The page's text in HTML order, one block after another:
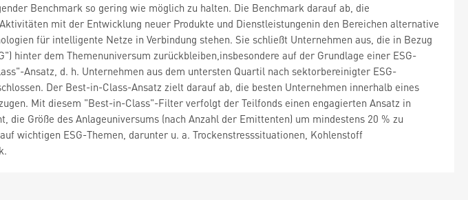
Benchmark so gering wie möglich zu halten. Die Benchmark darauf ab, die
mit der Entwicklung neuer Produkte und Dienstleistungenin den Bereichen alternative
für intelligente Netze in Verbindung stehen. Sie schließt Unternehmen aus, die in Bezug
hinter dem Themenuniversum zurückbleiben,insbesondere auf der Grundlage einer ESG-
Ansatz, d. h. Unternehmen aus dem untersten Quartil nach sektorbereinigter ESG-
Der Best-in-Class-Ansatz zielt darauf ab, die besten Unternehmen innerhalb eines
Mit diesem "Best-in-Class"-Filter verfolgt der Teilfonds einen engagierten Ansatz in
Größe des Anlageuniversums (nach Anzahl der Emittenten) um mindestens 20 % zu
wichtigen ESG-Themen, darunter u. a. Trockenstresssituationen, Kohlenstoff